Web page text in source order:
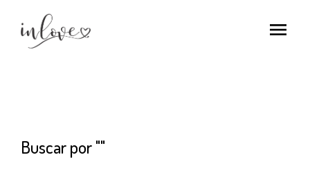
menu
Buscar por""